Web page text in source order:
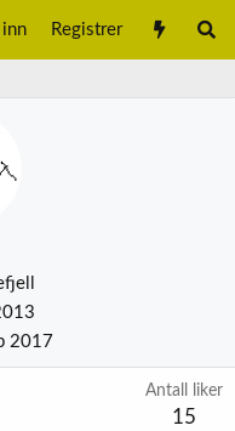
inn Registrer
2017
Antall liker
15